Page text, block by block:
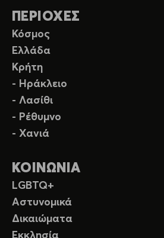
ΠΕΡΙΟΧΕΣ
Κόσμος
Ελλάδα
Κρήτη
- Ηράκλειο
- Λασίθι
- Ρέθυμνο
- Χανιά
ΚΟΙΝΩΝΙΑ
LGBTQ+
Αστυνομικά
Δικαιώματα
Εκκλησία